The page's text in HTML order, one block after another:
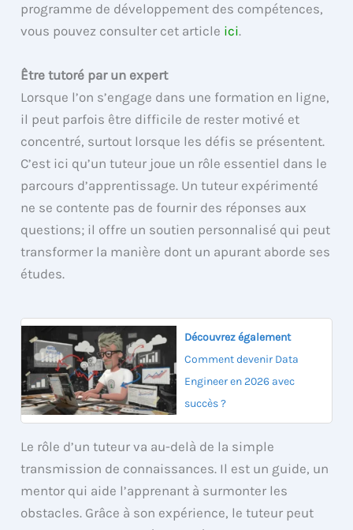
programme de développement des compétences,
vous pouvez consulter cet article ici.
Être tutoré par un expert
Lorsque l’on s’engage dans une formation en ligne,
il peut parfois être difficile de rester motivé et
concentré, surtout lorsque les défis se présentent.
C’est ici qu’un tuteur joue un rôle essentiel dans le
parcours d’apprentissage. Un tuteur expérimenté
ne se contente pas de fournir des réponses aux
questions; il offre un soutien personnalisé qui peut
transformer la manière dont un apurant aborde ses
études.
Découvrez également
Comment devenir Data
Engineer en 2026 avec
succès ?
Le rôle d’un tuteur va au-delà de la simple
transmission de connaissances. Il est un guide, un
mentor qui aide l’apprenant à surmonter les
obstacles. Grâce à son expérience, le tuteur peut